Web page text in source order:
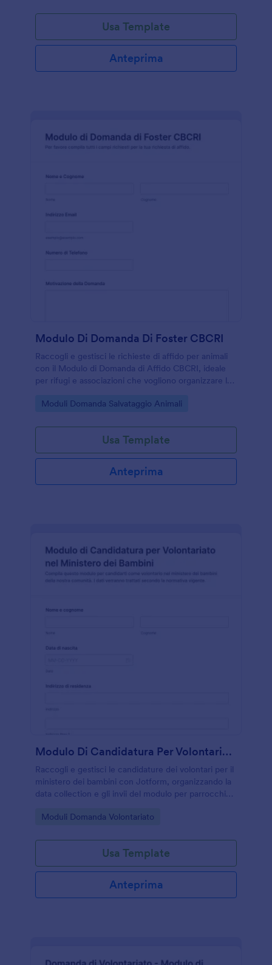
Usa Template
Anteprima
Modulo Di Domanda Di Foster CBCRI
Raccogli e gestisci le richieste di affido per animali
con il Modulo di Domanda di Affido CBCRI, ideale
per rifugi e associazioni che vogliono organizzare la
coerente.
Go to Category:
Moduli Domanda Salvataggio Animali
Usa Template
Anteprima
Modulo Di Candidatura Per Volontariato Nel Ministero Dei Bambini
Raccogli e gestisci le candidature dei volontari per il
ministero dei bambini con Jotform, organizzando la
data collection e gli invii del modulo per parrocchie
piccoli.
Go to Category:
Moduli Domanda Volontariato
Usa Template
Anteprima